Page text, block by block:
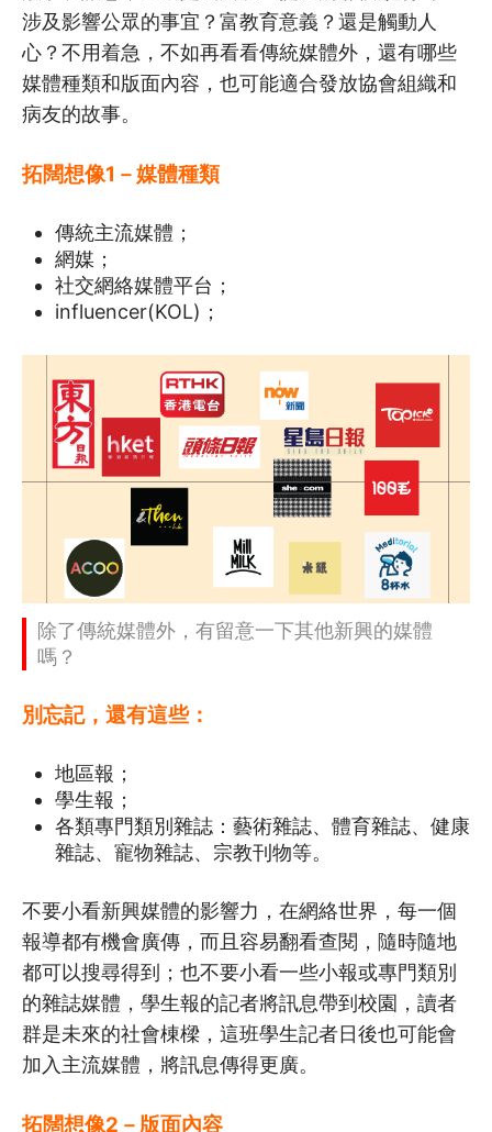
涉及影響公眾的事宜？富教育意義？還是觸動人
心？不用着急，不如再看看傳統媒體外，還有哪些
媒體種類和版面內容，也可能適合發放協會組織和
病友的故事。
拓闊想像1－媒體種類
傳統主流媒體；
網媒；
社交網絡媒體平台；
influencer(KOL)；
除了傳統媒體外，有留意一下其他新興的媒體
嗎？
別忘記，還有這些：
地區報；
學生報；
各類專門類別雜誌：藝術雜誌、體育雜誌、健康
雜誌、寵物雜誌、宗教刊物等。
不要小看新興媒體的影響力，在網絡世界，每一個
報導都有機會廣傳，而且容易翻看查閱，隨時隨地
都可以搜尋得到；也不要小看一些小報或專門類別
的雜誌媒體，學生報的記者將訊息帶到校園，讀者
群是未來的社會棟樑，這班學生記者日後也可能會
加入主流媒體，將訊息傳得更廣。
拓闊想像2－版面內容